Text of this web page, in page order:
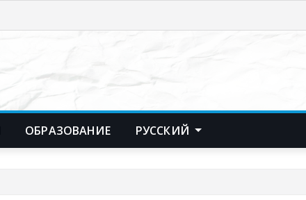
ОБРАЗОВАНИЕ РУССКИЙ